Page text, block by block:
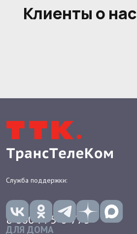
Клиенты о нас
welcome@ttk.ru
Интернет
Интернет и ТВ
Бесплатный вызов 8 800
Защита от DDoS
Виртуальная АТС
Доступ в интернет
Документы
О КОМПАНИИ
Новости
Вакансии